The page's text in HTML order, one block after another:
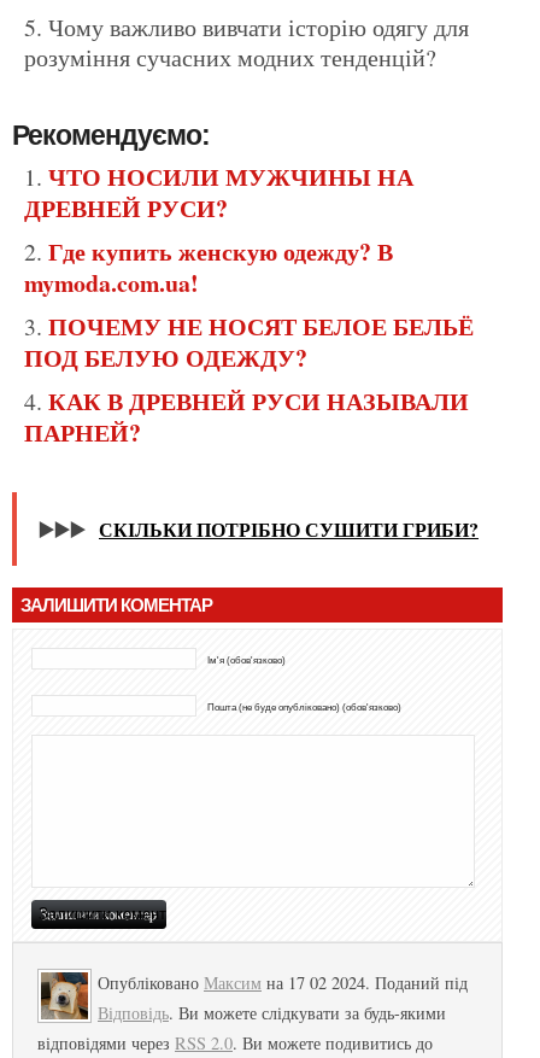
Чому важливо вивчати історію одягу для
розуміння сучасних модних тенденцій?
Рекомендуємо:
ЧТО НОСИЛИ МУЖЧИНЫ НА
ДРЕВНЕЙ РУСИ?
Где купить женскую одежду? В
mymoda.com.ua!
ПОЧЕМУ НЕ НОСЯТ БЕЛОЕ БЕЛЬЁ
ПОД БЕЛУЮ ОДЕЖДУ?
КАК В ДРЕВНЕЙ РУСИ НАЗЫВАЛИ
ПАРНЕЙ?
▶️▶️▶️ СКІЛЬКИ ПОТРІБНО СУШИТИ ГРИБИ?
ЗАЛИШИТИ КОМЕНТАР
Ім'я (обов'язково)
Пошта (не буде опубліковано) (обов'язково)
Опубліковано Максим на 17 02 2024. Поданий під
Відповідь. Ви можете слідкувати за будь-якими
відповідями через RSS 2.0. Ви можете подивитись до